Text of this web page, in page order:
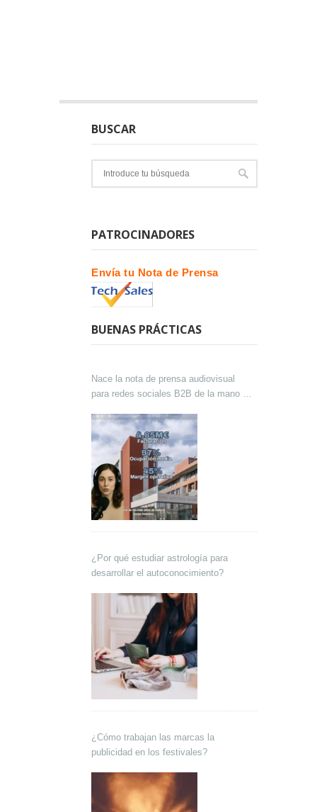
BUSCAR
PATROCINADORES
Envía tu Nota de Prensa
BUENAS PRÁCTICAS
Nace la nota de prensa audiovisual
para redes sociales B2B de la mano de
¿Por qué estudiar astrología para
desarrollar el autoconocimiento?
¿Cómo trabajan las marcas la
publicidad en los festivales?